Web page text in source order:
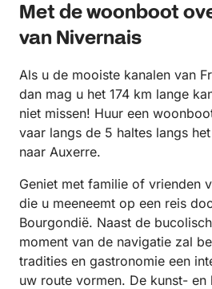
Met de woonboot
van Nivernais
Als u de mooiste kanalen van
dan mag u het 174 km lange
niet missen! Huur een
vaar langs de 5 haltes langs
naar Auxerre.
Geniet met familie of vrienden
die u meeneemt op een reis
Bourgondië. Naast de
moment van de navigatie zal
tradities en gastronomie een
uw route vormen. De kunst- en